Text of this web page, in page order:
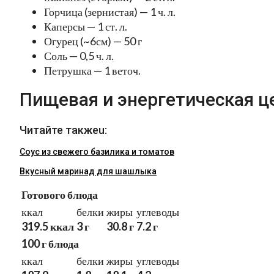
Горчица (зернистая) — 1 ч. л.
Каперсы — 1 ст. л.
Огурец (~6см) — 50 г
Соль — 0,5 ч. л.
Петрушка — 1 веточ.
Пищевая и энергетическая
Читайте такжеu:
Соус из свежего базилика и томатов
Вкусный маринад для шашлыка
Готового блюда
ккал
319.5 ккал
белки
3 г
жиры
30.8 г
углеводы
7.2 г
100 г блюда
ккал
белки жиры углеводы